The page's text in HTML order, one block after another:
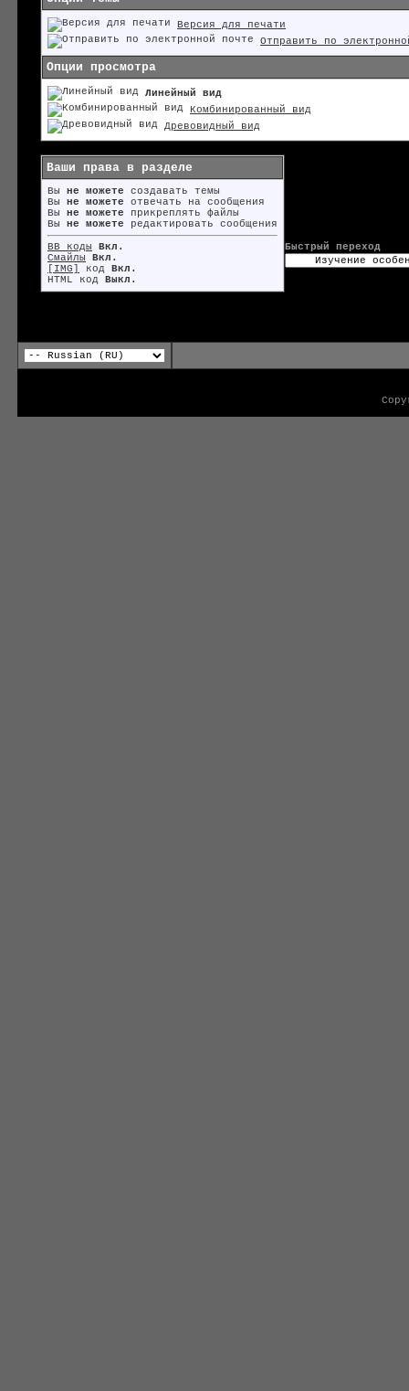
Версия для печати
Отправить по
Опции просмотра
Линейный вид
Комбинированный вид
Древовидный вид
Ваши права в разделе
Вы не можете создавать темы
Вы не можете отвечать на сообщения
Вы не можете прикреплять файлы
Вы не можете редактировать сообщения
BB коды
Вкл.
Смайлы
Вкл.
[IMG]
код Вкл.
HTML код Выкл.
Быстрый переход